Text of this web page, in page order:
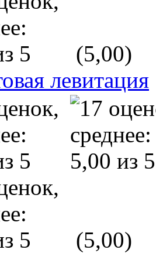
(5,00)
левитация
(5,00)